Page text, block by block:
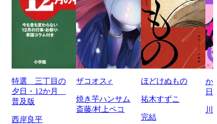
特選 三丁目の
夕日・12か月
普及版
西岸良平
ザコオス♂
焼き芋ハンサム
斎藤/村上ペコ
ほどけぬもの
祐木すずこ
完結
か
日
川